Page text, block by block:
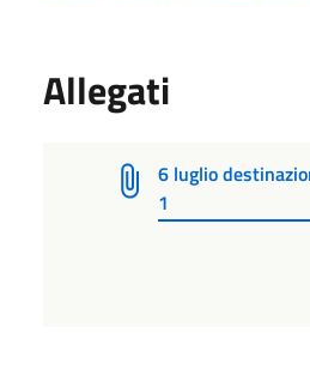
Allegati
6 luglio
1